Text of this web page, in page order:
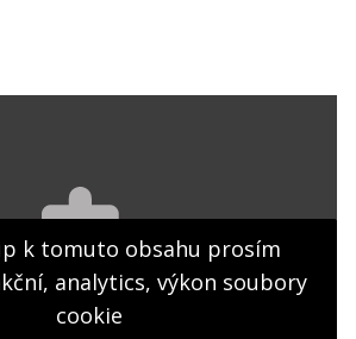
Hledat
k tomuto obsahu prosím
analytics, výkon soubory
cookie